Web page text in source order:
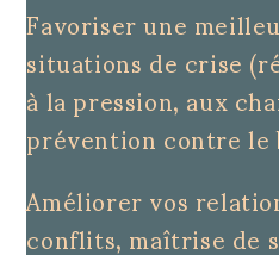
Favoriser une
situations de crise
à la pression, aux
prévention contre
Améliorer vos
conflits, maîtrise de